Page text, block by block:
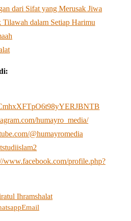
dari Sifat yang Merusak Jiwa
Tilawah dalam Setiap Harimu
humayro_media/
@humayromedia
www.facebook.com/profile.php?
Ihramshalat
Email